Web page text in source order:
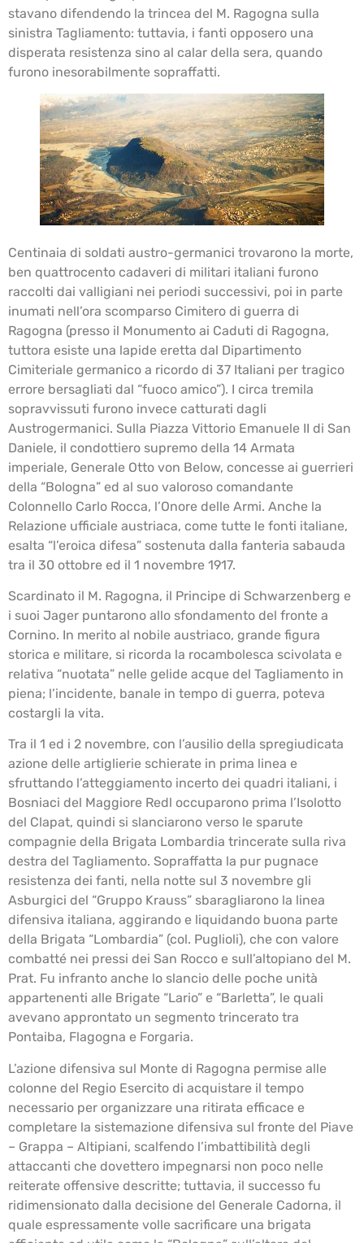
stavano difendendo la trincea del M. Ragogna sulla
sinistra Tagliamento: tuttavia, i fanti opposero una
disperata resistenza sino al calar della sera, quando
furono inesorabilmente sopraffatti.
Centinaia di soldati austro-germanici trovarono la morte,
ben quattrocento cadaveri di militari italiani furono
raccolti dai valligiani nei periodi successivi, poi in parte
inumati nell’ora scomparso Cimitero di guerra di
Ragogna (presso il Monumento ai Caduti di Ragogna,
tuttora esiste una lapide eretta dal Dipartimento
Cimiteriale germanico a ricordo di 37 Italiani per tragico
errore bersagliati dal “fuoco amico”). I circa tremila
sopravvissuti furono invece catturati dagli
Austrogermanici. Sulla Piazza Vittorio Emanuele II di San
Daniele, il condottiero supremo della 14 Armata
imperiale, Generale Otto von Below, concesse ai guerrieri
della “Bologna” ed al suo valoroso comandante
Colonnello Carlo Rocca, l’Onore delle Armi. Anche la
Relazione ufficiale austriaca, come tutte le fonti italiane,
esalta “l’eroica difesa” sostenuta dalla fanteria sabauda
tra il 30 ottobre ed il 1 novembre 1917.
Scardinato il M. Ragogna, il Principe di Schwarzenberg e
i suoi Jager puntarono allo sfondamento del fronte a
Cornino. In merito al nobile austriaco, grande figura
storica e militare, si ricorda la rocambolesca scivolata e
relativa “nuotata” nelle gelide acque del Tagliamento in
piena; l’incidente, banale in tempo di guerra, poteva
costargli la vita.
Tra il 1 ed i 2 novembre, con l’ausilio della spregiudicata
azione delle artiglierie schierate in prima linea e
sfruttando l’atteggiamento incerto dei quadri italiani, i
Bosniaci del Maggiore Redl occuparono prima l’Isolotto
del Clapat, quindi si slanciarono verso le sparute
compagnie della Brigata Lombardia trincerate sulla riva
destra del Tagliamento. Sopraffatta la pur pugnace
resistenza dei fanti, nella notte sul 3 novembre gli
Asburgici del “Gruppo Krauss” sbaragliarono la linea
difensiva italiana, aggirando e liquidando buona parte
della Brigata “Lombardia” (col. Puglioli), che con valore
combatté nei pressi dei San Rocco e sull’altopiano del M.
Prat. Fu infranto anche lo slancio delle poche unità
appartenenti alle Brigate “Lario” e “Barletta”, le quali
avevano approntato un segmento trincerato tra
Pontaiba, Flagogna e Forgaria.
L’azione difensiva sul Monte di Ragogna permise alle
colonne del Regio Esercito di acquistare il tempo
necessario per organizzare una ritirata efficace e
completare la sistemazione difensiva sul fronte del Piave
– Grappa – Altipiani, scalfendo l’imbattibilità degli
attaccanti che dovettero impegnarsi non poco nelle
reiterate offensive descritte; tuttavia, il successo fu
ridimensionato dalla decisione del Generale Cadorna, il
quale espressamente volle sacrificare una brigata